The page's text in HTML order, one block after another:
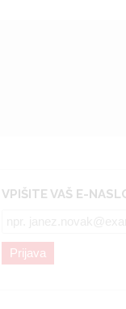
VPIŠITE VAŠ E-
Prijava